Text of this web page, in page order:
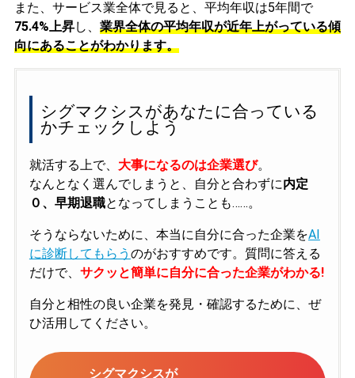
また、サービス業全体で見ると、平均年収は5年間で
75.4%上昇し、 業界全体の平均年収が近年上がっている傾
向にあることがわかります。
シグマクシスがあなたに合っている
かチェックしよう
就活する上で、 大事になるのは企業選び。
なんとなく選んでしまうと、自分と合わずに内定
０、早期退職となってしまうことも……。
そうならないために、本当に自分に合った企業をAI
に診断してもらう のがおすすめです。質問に答える
だけで、 サクッと簡単に自分に合った企業がわかる!
自分と相性の良い企業を発見・確認するために、ぜ
ひ活用してください。
シグマクシスが